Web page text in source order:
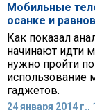
Мобильные
осанке и
Как показал
начинают идти
нужно пройти
использование
гаджетов.
24 января 2014 г.,